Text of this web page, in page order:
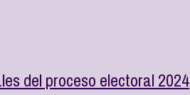
del proceso electoral 2024